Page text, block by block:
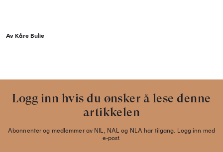
Av Kåre Bulie
Logg inn hvis du ønsker å lese denne
artikkelen
Abonnenter og medlemmer av NIL, NAL og NLA har tilgang. Logg inn med
e-post.